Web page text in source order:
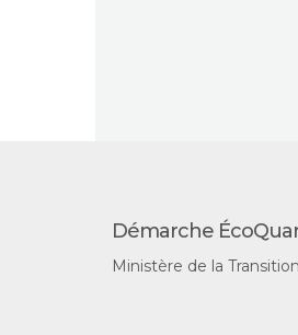
Démarche
Ministère de la